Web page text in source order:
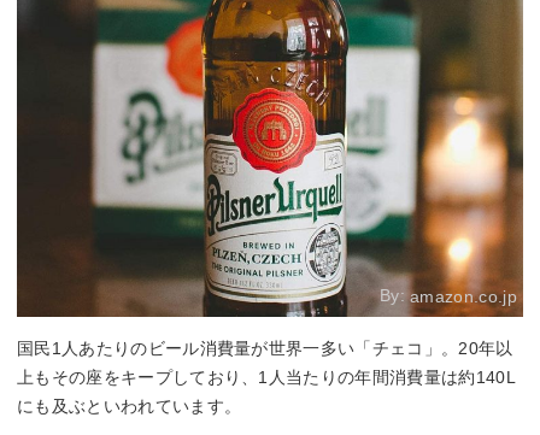
By:amazon.co.jp
国民1人あたりのビール消費量が世界一多い「チェコ」。20年以
上もその座をキープしており、1人当たりの年間消費量は約140L
にも及ぶといわれています。